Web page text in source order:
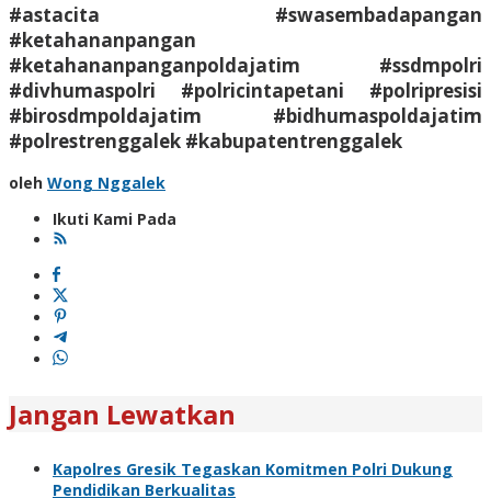
#astacita #swasembadapangan
#ketahananpangan
#ketahananpanganpoldajatim #ssdmpolri
#divhumaspolri #polricintapetani #polripresisi
#birosdmpoldajatim #bidhumaspoldajatim
#polrestrenggalek #kabupatentrenggalek
oleh Wong Nggalek
Ikuti Kami Pada
Jangan Lewatkan
Kapolres Gresik Tegaskan Komitmen Polri Dukung
Pendidikan Berkualitas